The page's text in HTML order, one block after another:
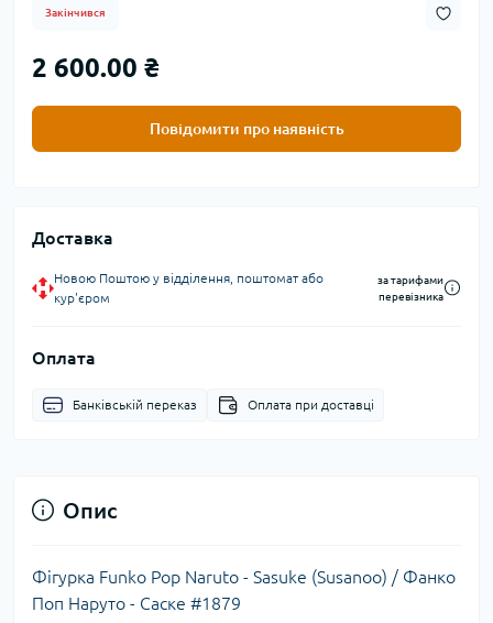
Закінчився
2 600.00 ₴
Повідомити про наявність
Доставка
Новою Поштою у відділення, поштомат або
кур'єром
за тарифами
перевізника
Оплата
Банківській переказ Оплата при доставці
Опис
Фігурка Funko Pop Naruto - Sasuke (Susanoo) / Фанко
Поп Наруто - Саске #1879